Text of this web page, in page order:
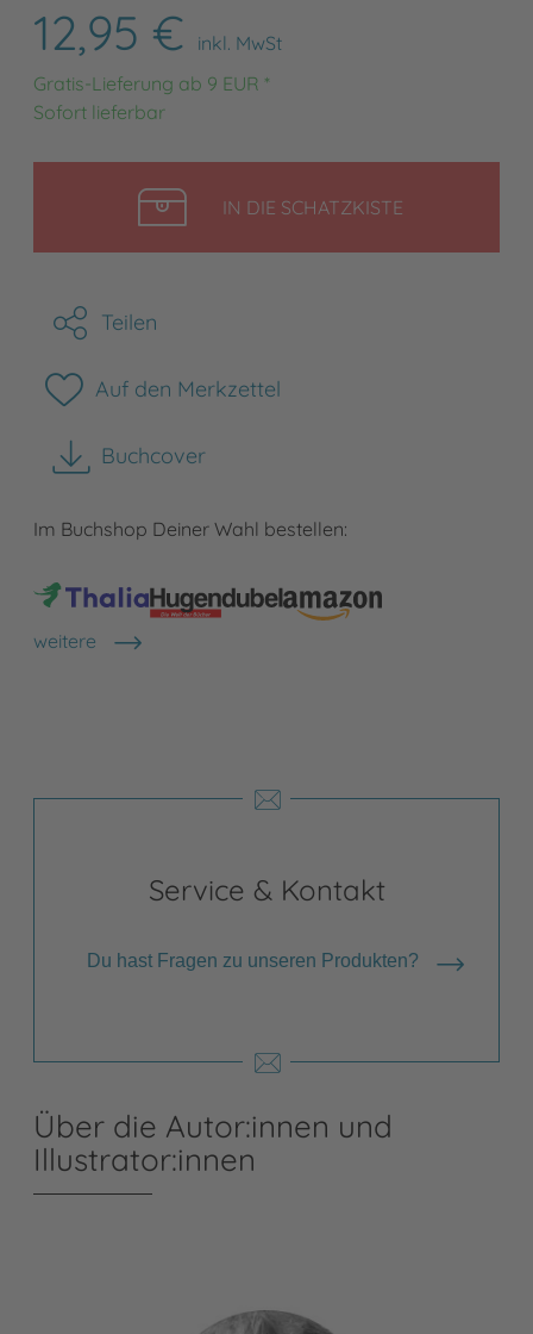
12,95 €
inkl. MwSt
Gratis-Lieferung ab 9 EUR *
Sofort lieferbar
IN DIE SCHATZKISTELEGEN
Teilen
Auf den Merkzettel
Buchcover
herunterladen
Im Buchshop Deiner Wahl bestellen:
weitere
Shops anzeigen
Service & Kontakt
Du hast Fragen zu unseren Produkten?
Über die Autor:innen und
Illustrator:innen